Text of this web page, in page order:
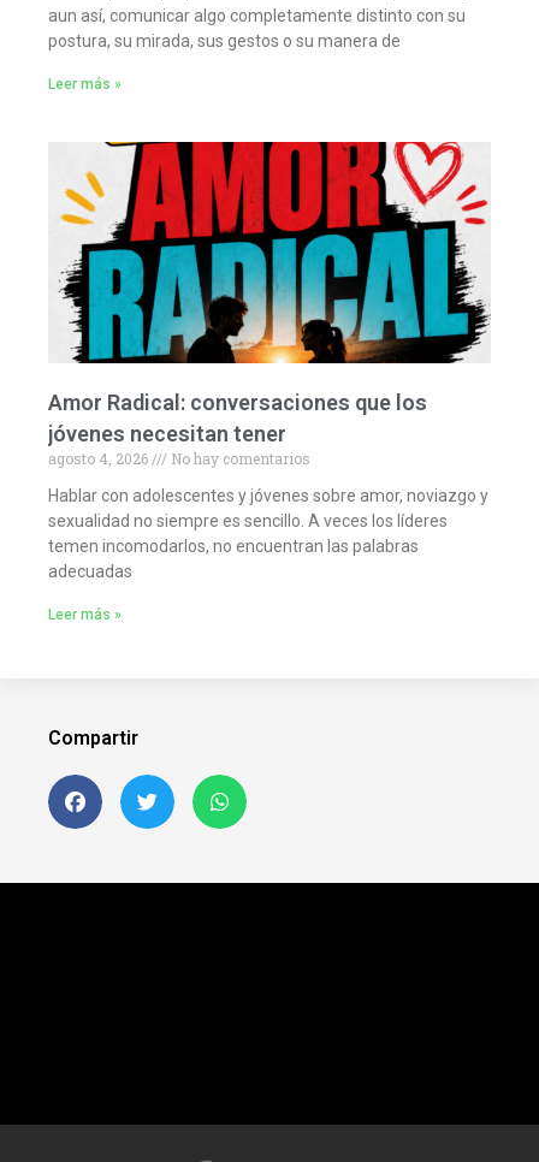
aun así, comunicar algo completamente distinto con su
postura, su mirada, sus gestos o su manera de
Leer más »
Amor Radical: conversaciones que los
jóvenes necesitan tener
agosto 4, 2026
No hay comentarios
Hablar con adolescentes y jóvenes sobre amor, noviazgo y
sexualidad no siempre es sencillo. A veces los líderes
temen incomodarlos, no encuentran las palabras
adecuadas
Leer más »
Compartir